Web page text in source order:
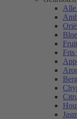
Alle
Fris